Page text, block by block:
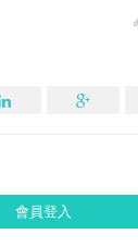
會員登入